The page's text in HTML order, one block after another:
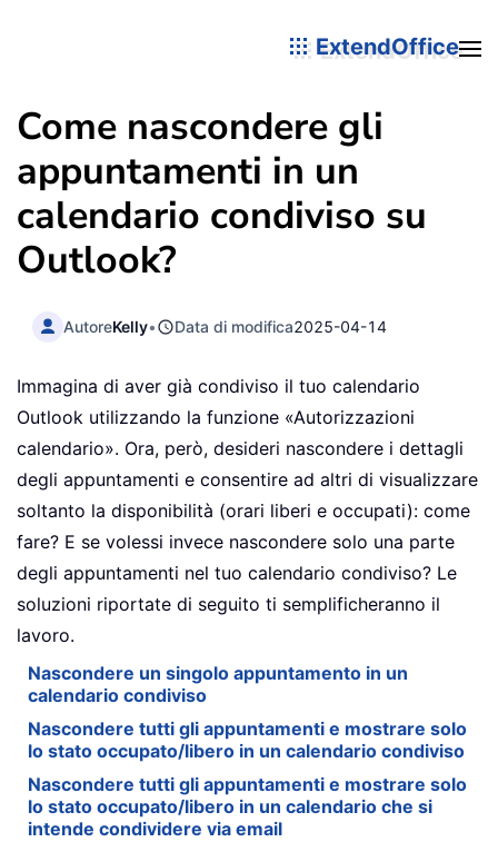
ExtendOffice
Come nascondere gli
appuntamenti in un
calendario condiviso su
Outlook?
AutoreKelly• Data di modifica2025-04-14
Immagina di aver già condiviso il tuo calendario
Outlook utilizzando la funzione «Autorizzazioni
calendario». Ora, però, desideri nascondere i dettagli
degli appuntamenti e consentire ad altri di visualizzare
soltanto la disponibilità (orari liberi e occupati): come
fare? E se volessi invece nascondere solo una parte
degli appuntamenti nel tuo calendario condiviso? Le
soluzioni riportate di seguito ti semplificheranno il
lavoro.
Nascondere un singolo appuntamento in un
calendario condiviso
Nascondere tutti gli appuntamenti e mostrare solo
lo stato occupato/libero in un calendario condiviso
Nascondere tutti gli appuntamenti e mostrare solo
lo stato occupato/libero in un calendario che si
intende condividere via email